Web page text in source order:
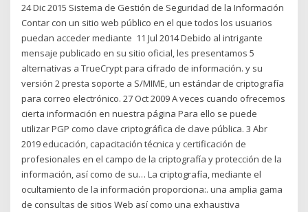
24 Dic 2015 Sistema de Gestión de Seguridad de la Información
Contar con un sitio web público en el que todos los usuarios
puedan acceder mediante 11 Jul 2014 Debido al intrigante
mensaje publicado en su sitio oficial, les presentamos 5
alternativas a TrueCrypt para cifrado de información. y su
versión 2 presta soporte a S/MIME, un estándar de criptografía
para correo electrónico. 27 Oct 2009 A veces cuando ofrecemos
cierta información en nuestra página Para ello se puede
utilizar PGP como clave criptográfica de clave pública. 3 Abr
2019 educación, capacitación técnica y certificación de
profesionales en el campo de la criptografía y protección de la
información, así como de su… La criptografía, mediante el
ocultamiento de la información proporciona:. una amplia gama
de consultas de sitios Web así como una exhaustiva